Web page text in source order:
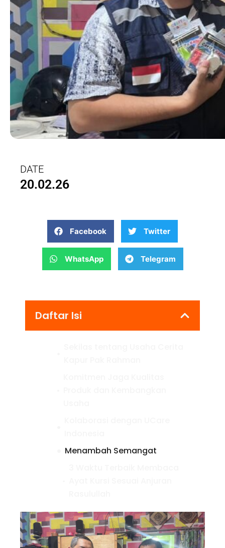
DATE
20.02.26
Facebook Twitter
WhatsApp Telegram
Daftar Isi
Menambah Semangat
Bolehkah Menggunakan
Zakat untuk Biaya
Pengobatan Orang Sakit?